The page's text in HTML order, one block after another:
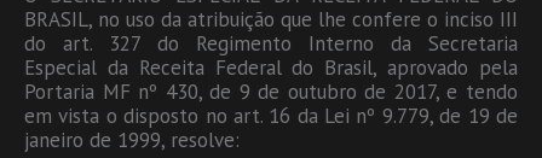
BRASIL, no uso da atribuição que lhe confere o inciso III
do art. 327 do Regimento Interno da Secretaria
Especial da Receita Federal do Brasil, aprovado pela
Portaria MF nº 430, de 9 de outubro de 2017, e tendo
em vista o disposto no art. 16 da Lei nº 9.779, de 19 de
janeiro de 1999, resolve: